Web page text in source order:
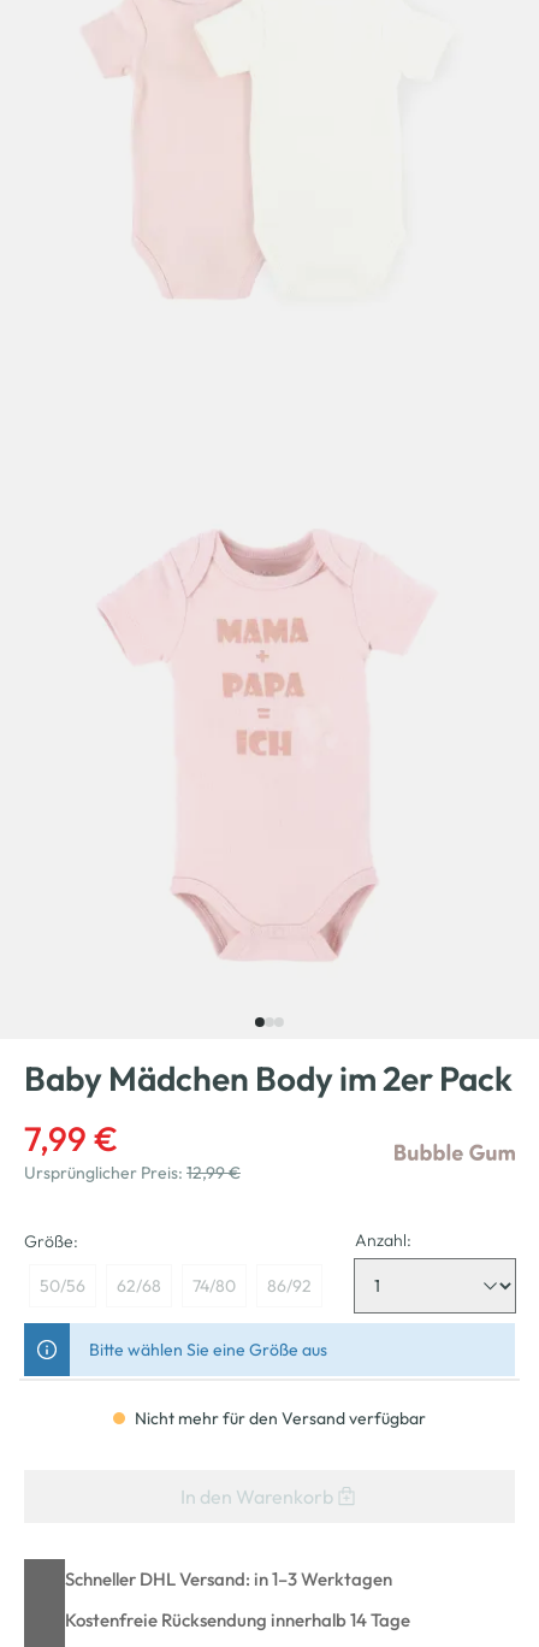
Baby Mädchen Body im 2er Pack
7,99 €
Ursprünglicher Preis: 12,99 €
Größe:
50/56 62/68 74/80 86/92
Anzahl:
Bitte wählen Sie eine Größe aus
Nicht mehr für den Versand verfügbar
In den Warenkorb
Schneller DHL Versand: in 1–3 Werktagen
Kostenfreie Rücksendung innerhalb 14 Tage